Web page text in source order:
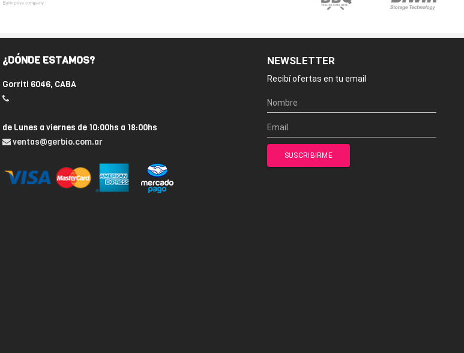
¿DÓNDE ESTAMOS?
Gorriti 6046, CABA
de Lunes a viernes de 10:00hs a 18:00hs
ventas@gerbio.com.ar
NEWSLETTER
Recibí ofertas en tu email